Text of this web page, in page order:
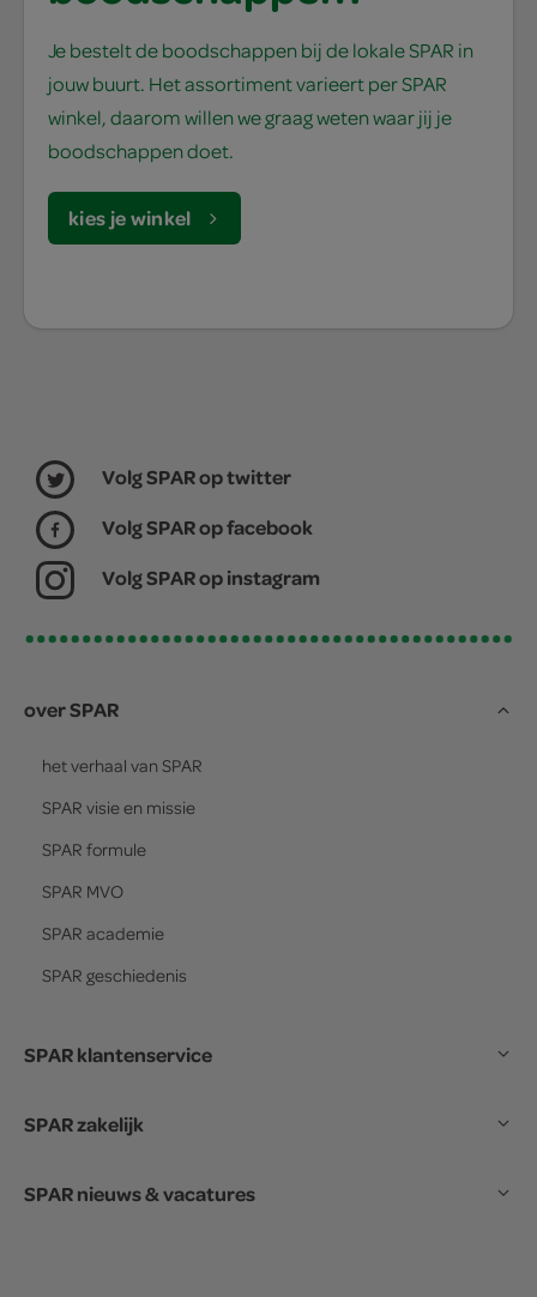
Je bestelt de boodschappen bij de lokale SPAR in
jouw buurt. Het assortiment varieert per SPAR
winkel, daarom willen we graag weten waar jij je
boodschappen doet.
kies je winkel
Volg SPAR op twitter
Volg SPAR op facebook
Volg SPAR op instagram
over SPAR
het verhaal van SPAR
SPAR visie en missie
SPAR formule
SPAR MVO
SPAR academie
SPAR geschiedenis
SPAR klantenservice
SPAR zakelijk
SPAR nieuws & vacatures